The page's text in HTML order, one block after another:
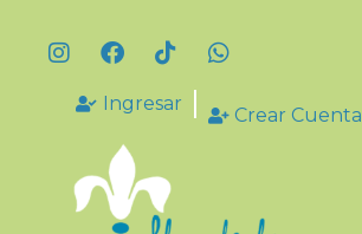
Ingresar
Crear Cuenta